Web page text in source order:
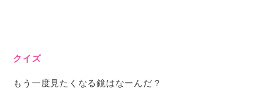
クイズ
もう一度見たくなる鏡はなーんだ？